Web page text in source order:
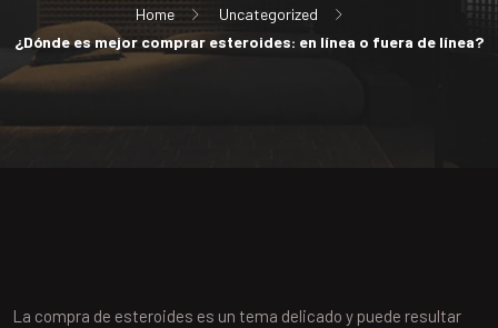
Home
Uncategorized
¿Dónde es mejor comprar esteroides: en línea o fuera de línea?
La compra de esteroides es un tema delicado y puede resultar